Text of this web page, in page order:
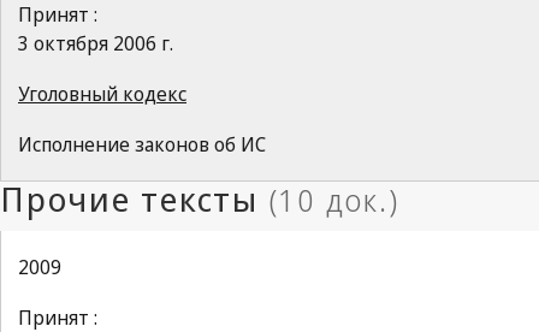
Принят :
3 октября 2006 г.
Уголовный кодекс
Исполнение законов об ИС
2009
Принят :